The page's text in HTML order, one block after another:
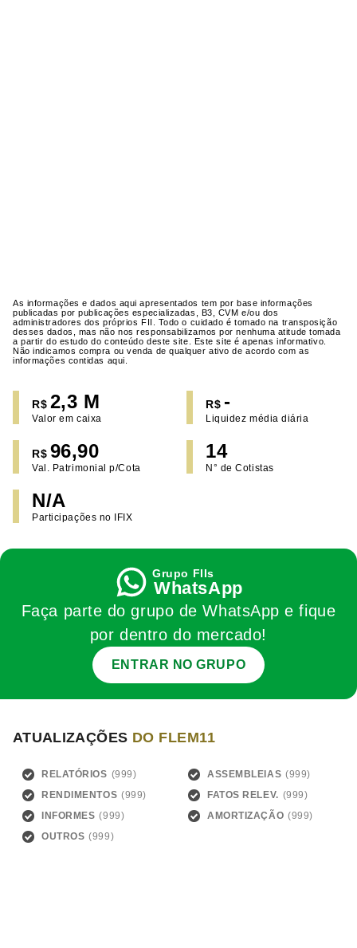
As informações e dados aqui apresentados tem por base informações
publicadas por publicações especializadas, B3, CVM e/ou dos
administradores dos próprios FII. Todo o cuidado é tomado na transposição
desses dados, mas não nos responsabilizamos por nenhuma atitude tomada
a partir do estudo do conteúdo deste site. Este site é apenas informativo.
Não indicamos compra ou venda de qualquer ativo de acordo com as
informações contidas aqui.
R$ 2,3 M
Valor em caixa
R$ -
Liquidez média diária
R$ 96,90
Val. Patrimonial p/Cota
14
N° de Cotistas
N/A
Participações no IFIX
WhatsApp
Faça parte do grupo de WhatsApp e fique
por dentro do mercado!
ENTRAR NO GRUPO
ATUALIZAÇÕES DO FLEM11
RELATÓRIOS
ASSEMBLEIAS
RENDIMENTOS
FATOS RELEV.
INFORMES
AMORTIZAÇÃO
OUTROS